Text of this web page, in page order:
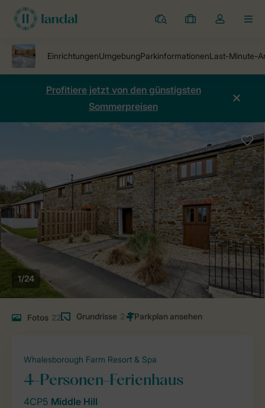
Ferienparks
Meine
Dropdown-
öffnen
Profitiere jetzt von den günstigsten
Sommerpreisen
1/24
Fotos 22 Grundrisse 2
Whalesborough Farm Resort & Spa
4-Personen-Ferienhaus
4CP5 Middle Hill